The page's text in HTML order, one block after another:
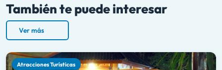
También te puede interesar
Ver más
Atracciones Turísticas